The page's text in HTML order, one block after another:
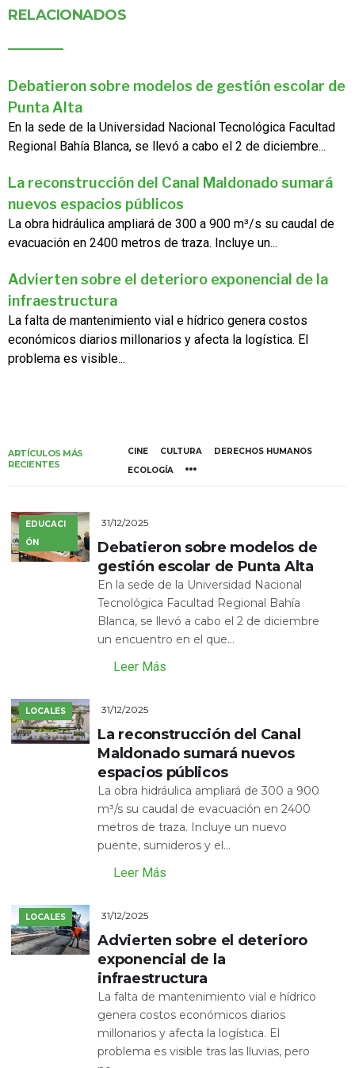
RELACIONADOS
Debatieron sobre modelos de gestión escolar de
Punta Alta
En la sede de la Universidad Nacional Tecnológica Facultad
Regional Bahía Blanca, se llevó a cabo el 2 de diciembre...
La reconstrucción del Canal Maldonado sumará
nuevos espacios públicos
La obra hidráulica ampliará de 300 a 900 m³/s su caudal de
evacuación en 2400 metros de traza. Incluye un...
Advierten sobre el deterioro exponencial de la
infraestructura
La falta de mantenimiento vial e hídrico genera costos
económicos diarios millonarios y afecta la logística. El
problema es visible...
ARTÍCULOS MÁS
RECIENTES
CINE CULTURA
DERECHOS HUMANOS
ECOLOGÍA
EDUCACI
ÓN
31/12/2025
Debatieron sobre modelos de
gestión escolar de Punta Alta
En la sede de la Universidad Nacional
Tecnológica Facultad Regional Bahía
Blanca, se llevó a cabo el 2 de diciembre
un encuentro en el que...
Leer Más
LOCALES 31/12/2025
La reconstrucción del Canal
Maldonado sumará nuevos
espacios públicos
La obra hidráulica ampliará de 300 a 900
m³/s su caudal de evacuación en 2400
metros de traza. Incluye un nuevo
puente, sumideros y el...
Leer Más
LOCALES 31/12/2025
Advierten sobre el deterioro
exponencial de la
infraestructura
La falta de mantenimiento vial e hídrico
genera costos económicos diarios
millonarios y afecta la logística. El
problema es visible tras las lluvias, pero